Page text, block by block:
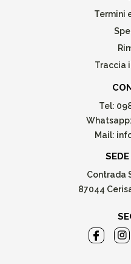
Termini
Traccia
Tel:
Whatsapp:
Mail:
Contrada
87044